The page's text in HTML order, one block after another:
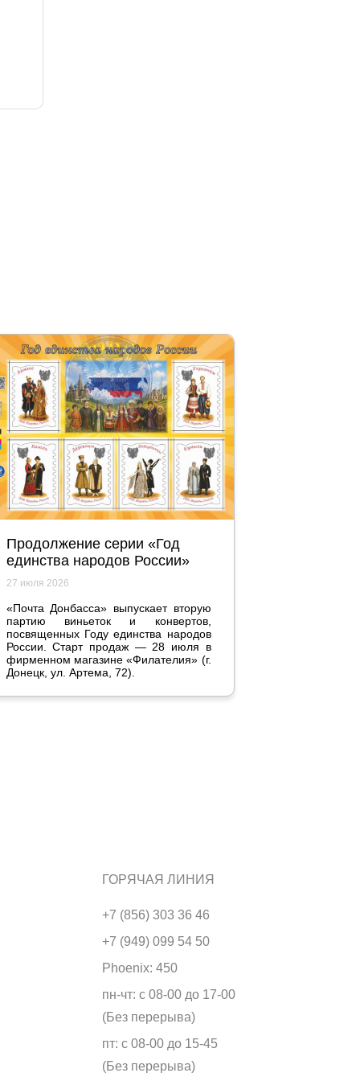
Продолжение серии «Год
единства народов России»
27 июля 2026
«Почта Донбасса» выпускает вторую
партию виньеток и конвертов,
посвященных Году единства народов
России. Старт продаж — 28 июля в
фирменном магазине «Филателия» (г.
Донецк, ул. Артема, 72).
ГОРЯЧАЯ ЛИНИЯ
+7 (856) 303 36 46
+7 (949) 099 54 50
Phoenix: 450
пн-чт: с 08-00 до 17-00
(Без перерыва)
пт: с 08-00 до 15-45
(Без перерыва)